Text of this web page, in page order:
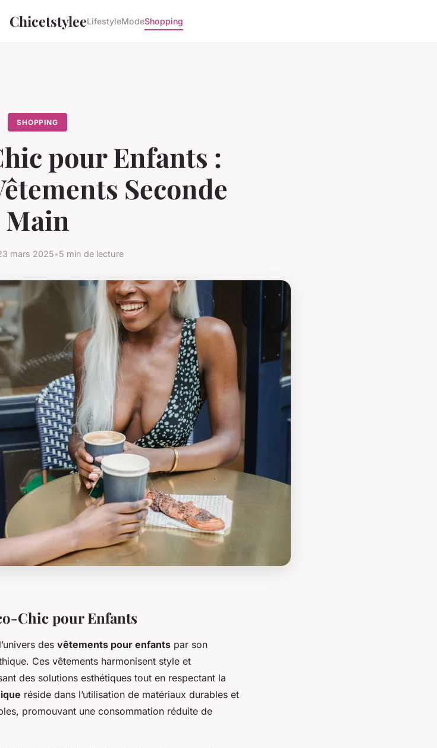
ChicetstyleeLifestyleModeShopping
SHOPPING
pour Enfants :
Seconde
Main
mars 2025•5 min de lecture
Chic pour Enfants
des vêtements pour enfants par son
Ces vêtements harmonisent style et
des solutions esthétiques tout en respectant la
réside dans l’utilisation de matériaux durables et
promouvant une consommation réduite de